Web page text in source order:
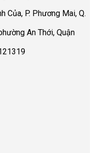
Của, P. Phương Mai, Q.
An Thới, Quận